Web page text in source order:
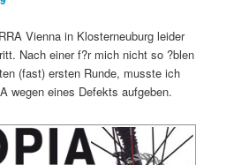
Vienna in Klosterneuburg leider
Nach einer f?r mich nicht so ?blen
(fast) ersten Runde, musste ich
wegen eines Defekts aufgeben.